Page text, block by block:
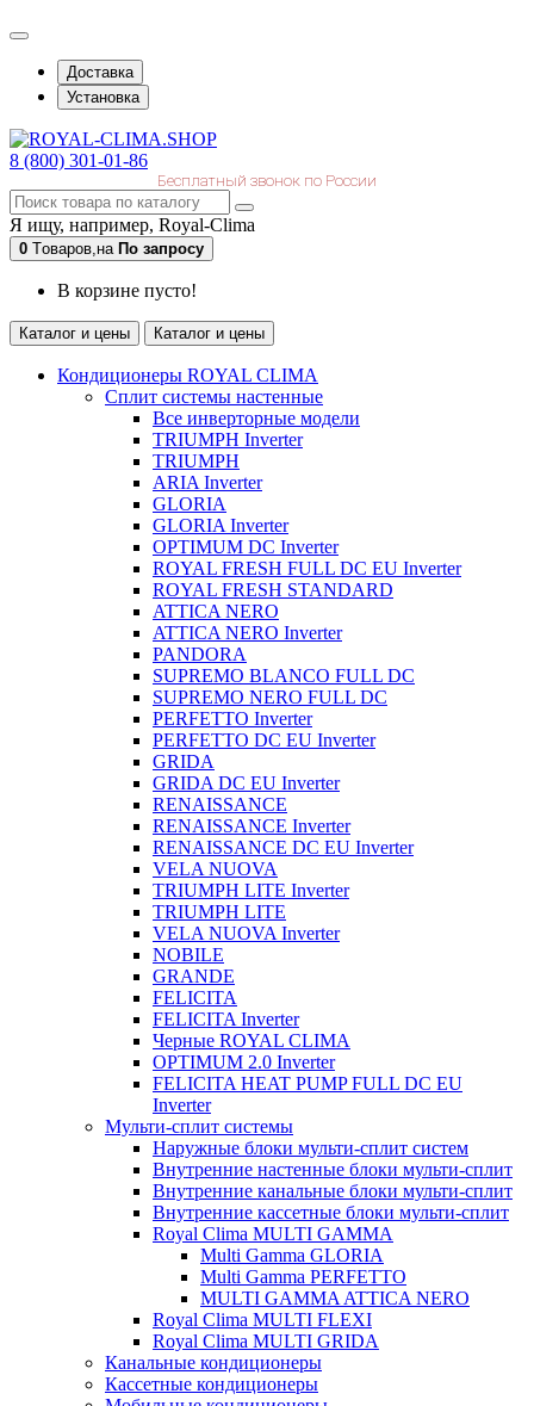
Доставка
Установка
8 (800) 301-01-86
Бесплатный звонок по России
Я ищу, например, Royal-Clima
0 Tоваров,на По запросу
В корзине пусто!
Каталог и цены Каталог и цены
Кондиционеры ROYAL CLIMA
Сплит системы настенные
Все инверторные модели
TRIUMPH Inverter
TRIUMPH
ARIA Inverter
GLORIA
GLORIA Inverter
OPTIMUM DC Inverter
ROYAL FRESH FULL DC EU Inverter
ROYAL FRESH STANDARD
ATTICA NERO
ATTICA NERO Inverter
PANDORA
SUPREMO BLANCO FULL DC
SUPREMO NERO FULL DC
PERFETTO Inverter
PERFETTO DC EU Inverter
GRIDA
GRIDA DC EU Inverter
RENAISSANCE
RENAISSANCE Inverter
RENAISSANCE DC EU Inverter
VELA NUOVA
TRIUMPH LITE Inverter
TRIUMPH LITE
VELA NUOVA Inverter
NOBILE
GRANDE
FELICITA
FELICITA Inverter
Черные ROYAL CLIMA
OPTIMUM 2.0 Inverter
FELICITA HEAT PUMP FULL DC EU
Inverter
Мульти-сплит системы
Наружные блоки мульти-сплит систем
Внутренние настенные блоки мульти-сплит
Внутренние канальные блоки мульти-сплит
Внутренние кассетные блоки мульти-сплит
Royal Clima MULTI GAMMA
Multi Gamma GLORIA
Multi Gamma PERFETTO
MULTI GAMMA ATTICA NERO
Royal Clima MULTI FLEXI
Royal Clima MULTI GRIDA
Канальные кондиционеры
Кассетные кондиционеры